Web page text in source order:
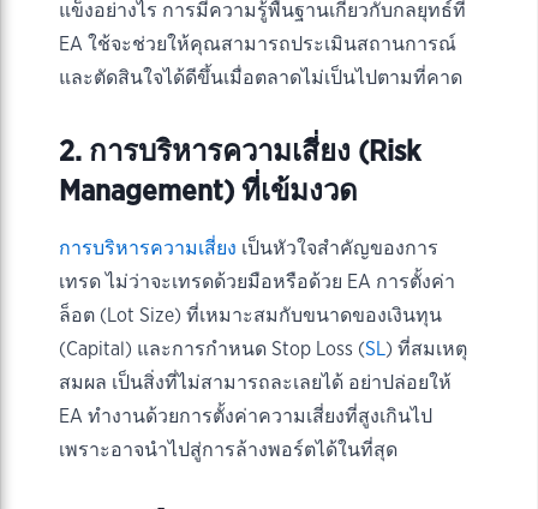
แข็งอย่างไร การมีความรู้พื้นฐานเกี่ยวกับกลยุทธ์ที่
EA ใช้จะช่วยให้คุณสามารถประเมินสถานการณ์
และตัดสินใจได้ดีขึ้นเมื่อตลาดไม่เป็นไปตามที่คาด
2. การบริหารความเสี่ยง (Risk
Management) ที่เข้มงวด
การบริหารความเสี่ยง เป็นหัวใจสำคัญของการ
เทรด ไม่ว่าจะเทรดด้วยมือหรือด้วย EA การตั้งค่า
ล็อต (Lot Size) ที่เหมาะสมกับขนาดของเงินทุน
(Capital) และการกำหนด Stop Loss (SL) ที่สมเหตุ
สมผล เป็นสิ่งที่ไม่สามารถละเลยได้ อย่าปล่อยให้
EA ทำงานด้วยการตั้งค่าความเสี่ยงที่สูงเกินไป
เพราะอาจนำไปสู่การล้างพอร์ตได้ในที่สุด